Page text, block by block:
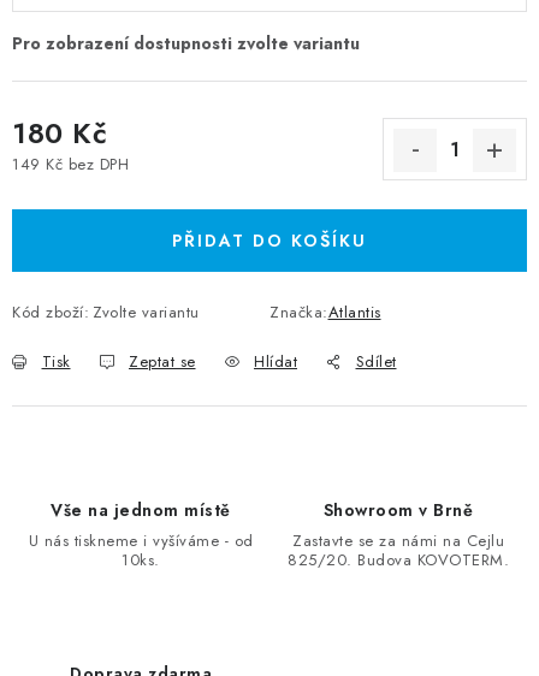
180 Kč
149 Kč bez DPH
PŘIDAT DO KOŠÍKU
Kód zboží: Zvolte variantu Značka:Atlantis
Tisk Zeptat se Hlídat Sdílet
Vše na jednom místě
U nás tiskneme i vyšíváme - od
10ks.
Showroom v Brně
Zastavte se za námi na Cejlu
825/20. Budova KOVOTERM.